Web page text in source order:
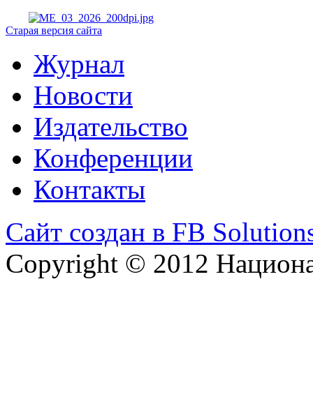
Старая версия сайта
Журнал
Новости
Издательство
Конференции
Контакты
Сайт создан в FB
Copyright © 2012